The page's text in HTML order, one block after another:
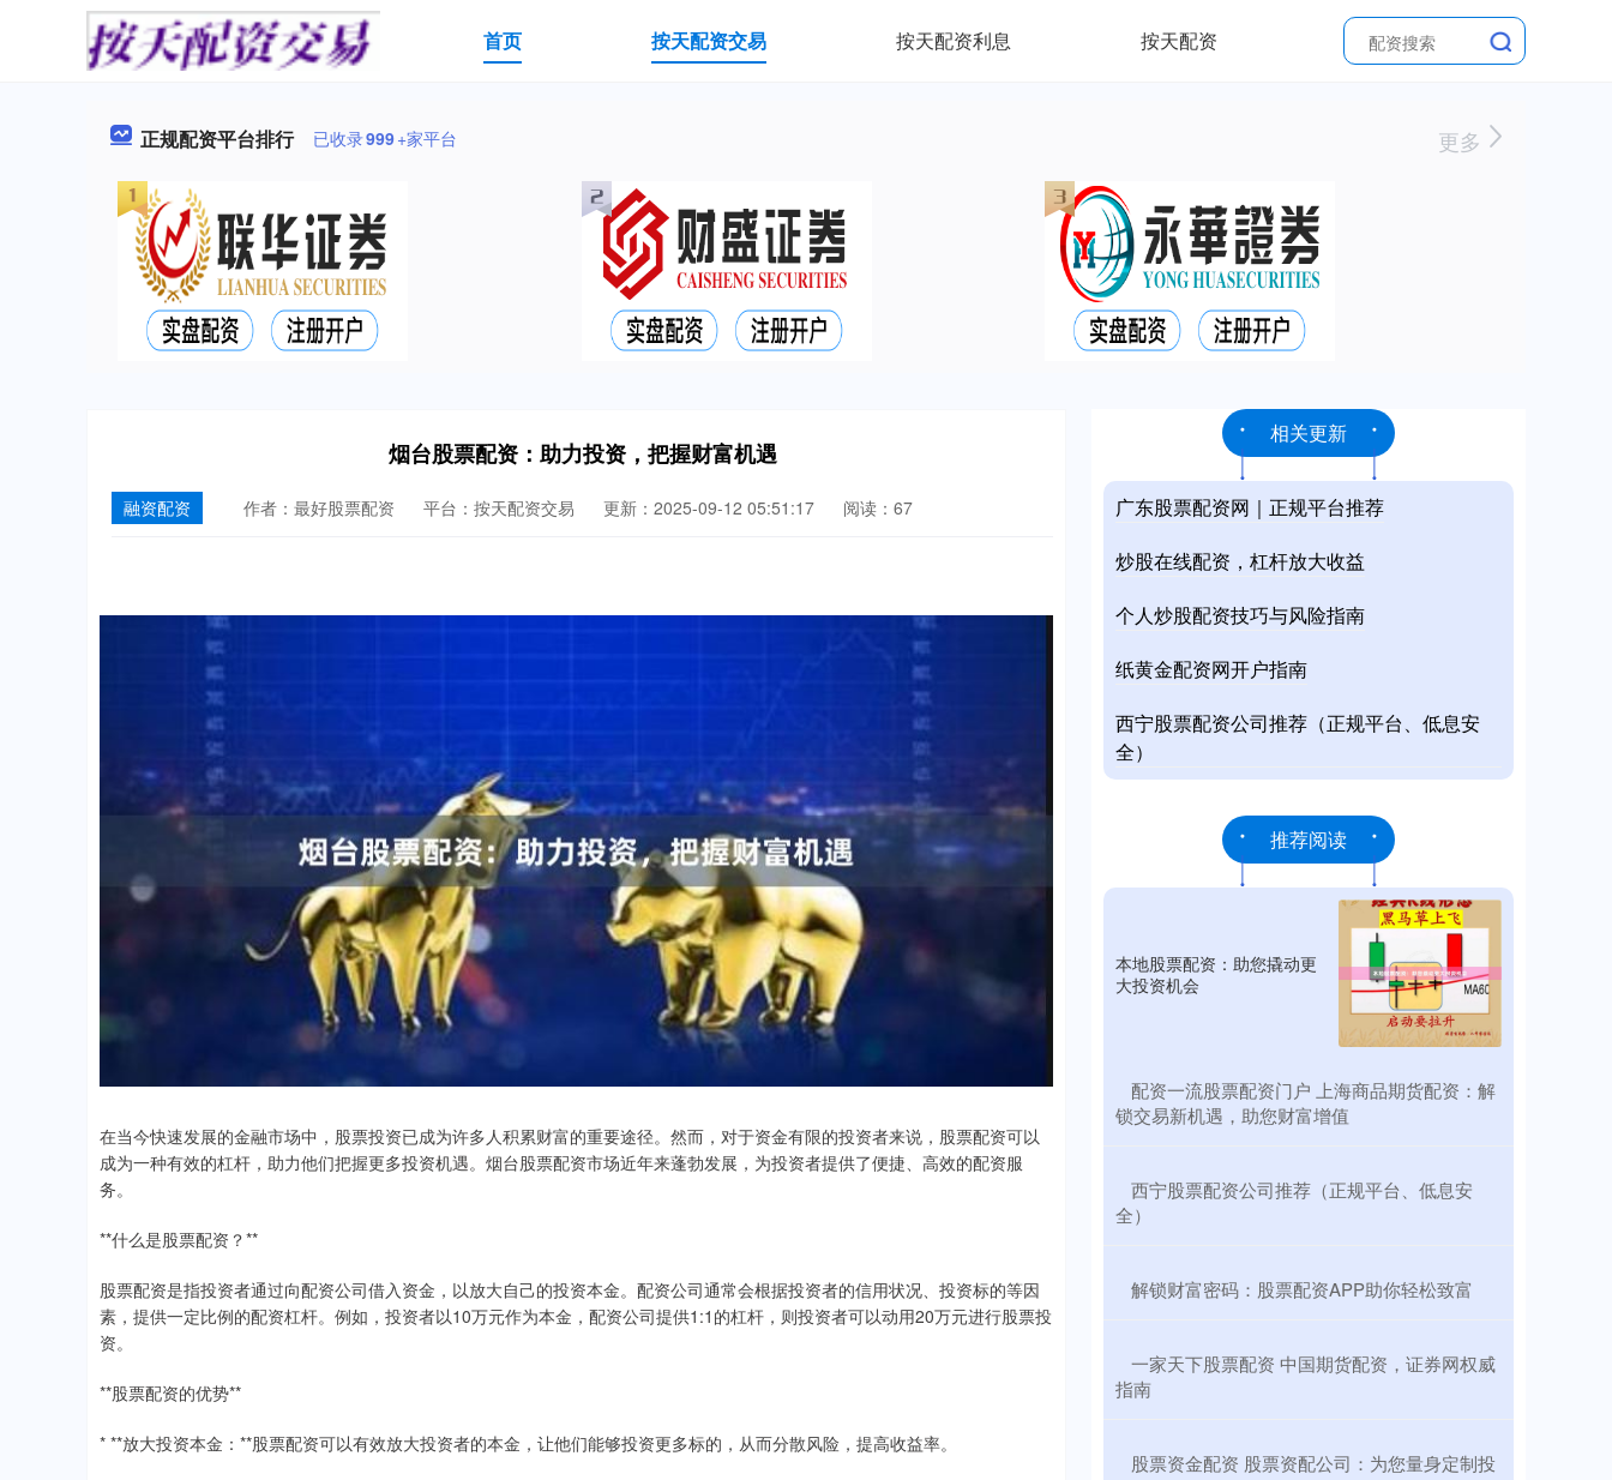
首页 按天配资交易 按天配资利息 按天配资
正规配资平台排行 已收录999+家平台 更多
烟台股票配资：助力投资，把握财富机遇
融资配资 作者：最好股票配资 平台：按天配资交易 更新：2025-09-12 05:51:17 阅读：67
在当今快速发展的金融市场中，股票投资已成为许多人积累财富的重要途径。然而，对于资金有限的投资者来说，股票配资可以
成为一种有效的杠杆，助力他们把握更多投资机遇。烟台股票配资市场近年来蓬勃发展，为投资者提供了便捷、高效的配资服
务。
**什么是股票配资？**
股票配资是指投资者通过向配资公司借入资金，以放大自己的投资本金。配资公司通常会根据投资者的信用状况、投资标的等因
素，提供一定比例的配资杠杆。例如，投资者以10万元作为本金，配资公司提供1:1的杠杆，则投资者可以动用20万元进行股票投
资。
**股票配资的优势**
* **放大投资本金：**股票配资可以有效放大投资者的本金，让他们能够投资更多标的，从而分散风险，提高收益率。
相关更新
广东股票配资网｜正规平台推荐
炒股在线配资，杠杆放大收益
个人炒股配资技巧与风险指南
纸黄金配资网开户指南
西宁股票配资公司推荐（正规平台、低息安
全）
推荐阅读
本地股票配资：助您撬动更
大投资机会
​配资一流股票配资门户 上海商品期货配资：解
锁交易新机遇，助您财富增值
​西宁股票配资公司推荐（正规平台、低息安
全）
​解锁财富密码：股票配资APP助你轻松致富
​一家天下股票配资 中国期货配资，证券网权威
指南
​股票资金配资 股票资配公司：为您量身定制投